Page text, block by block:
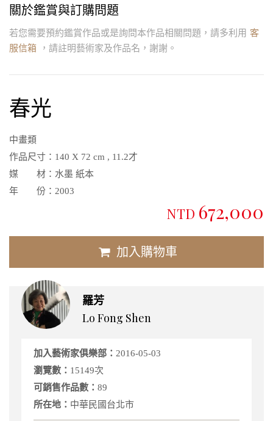
關於鑑賞與訂購問題
若您需要預約鑑賞作品或是詢問本作品相關問題，請多利用 客
服信箱
，請註明藝術家及作品名，謝謝。
春光
中畫類
作品尺寸： 140 X 72 cm , 11.2才
媒 材： 水墨 紙本
年 份： 2003
NTD 672,000
加入購物車
羅芳
Lo Fong Shen
加入藝術家俱樂部： 2016-05-03
瀏覽數： 15149次
可銷售作品數： 89
所在地： 中華民國台北市